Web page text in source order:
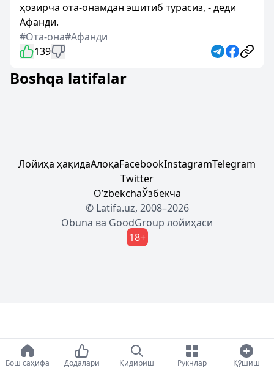
ҳозирча ота-онамдан эшитиб турасиз, - деди
Афанди.
#Ота-она#Афанди
139
Boshqa latifalar
Лойиҳа ҳақидаАлоқаFacebookInstagramTelegram
Twitter
OʼzbekchaЎзбекча
© Latifa.uz, 2008–2026
Obuna ва GoodGroup лойиҳаси
18+
Бош саҳифа Додалари Қидириш Рукнлар Қўшиш